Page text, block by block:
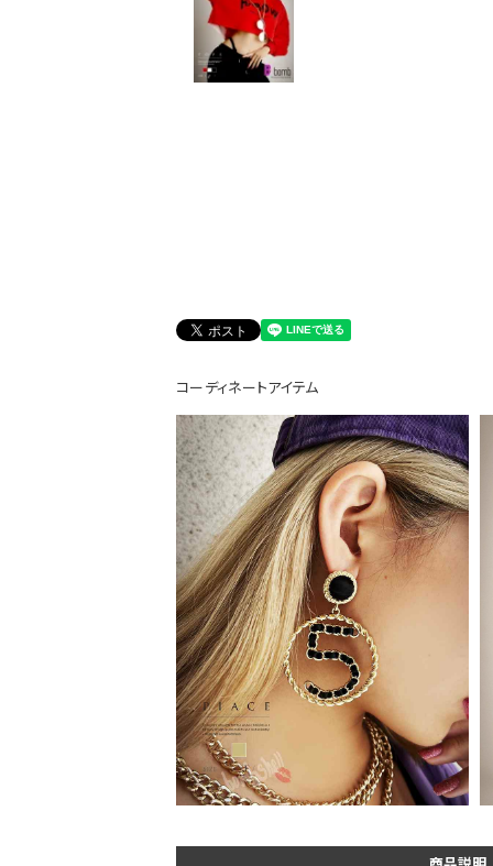
会員登録でいつでもお得に
DANCE MOVIE
コーディネートアイテム